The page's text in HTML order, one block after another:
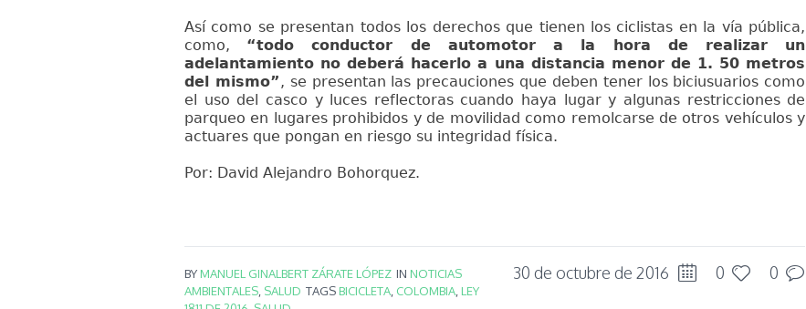
Así como se presentan todos los derechos que tienen los ciclistas en la vía pública,
como, “todo conductor de automotor a la hora de realizar un
adelantamiento no deberá hacerlo a una distancia menor de 1. 50 metros
del mismo”, se presentan las precauciones que deben tener los biciusuarios como
el uso del casco y luces reflectoras cuando haya lugar y algunas restricciones de
parqueo en lugares prohibidos y de movilidad como remolcarse de otros vehículos y
actuares que pongan en riesgo su integridad física.
Por: David Alejandro Bohorquez.
30 de octubre de 2016 0 0
BYMANUEL GINALBERT ZÁRATE LÓPEZ IN NOTICIAS
AMBIENTALES SALUD TAGSBICICLETA COLOMBIA LEY